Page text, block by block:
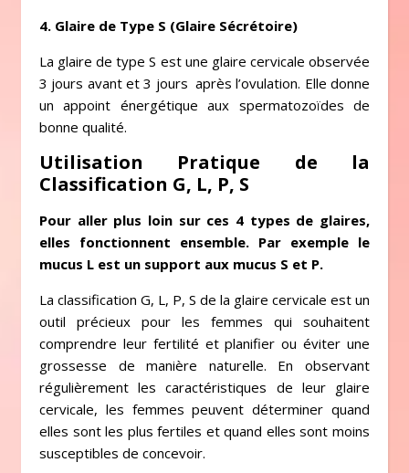
4. Glaire de Type S (Glaire Sécrétoire)
La glaire de type S est une glaire cervicale observée
3 jours avant et 3 jours après l’ovulation. Elle donne
un appoint énergétique aux spermatozoïdes de
bonne qualité.
Utilisation Pratique de la
Classification G, L, P, S
Pour aller plus loin sur ces 4 types de glaires,
elles fonctionnent ensemble. Par exemple le
mucus L est un support aux mucus S et P.
La classification G, L, P, S de la glaire cervicale est un
outil précieux pour les femmes qui souhaitent
comprendre leur fertilité et planifier ou éviter une
grossesse de manière naturelle. En observant
régulièrement les caractéristiques de leur glaire
cervicale, les femmes peuvent déterminer quand
elles sont les plus fertiles et quand elles sont moins
susceptibles de concevoir.